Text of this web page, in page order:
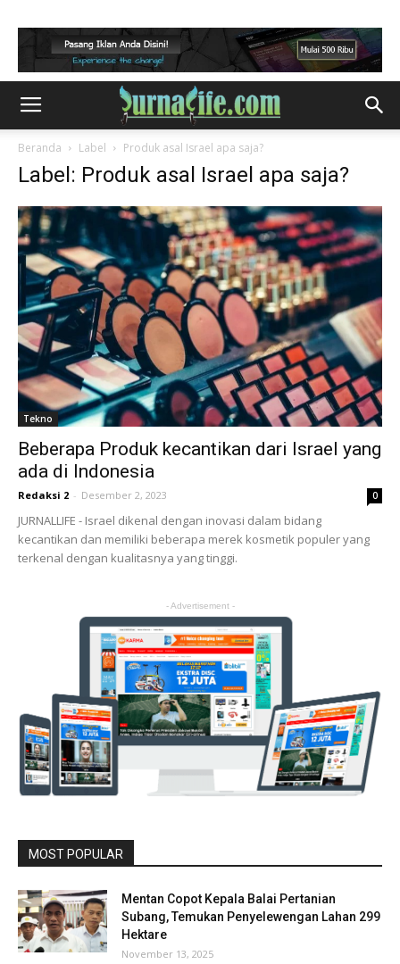
Beranda Label Produk asal Israel apa saja?
Label: Produk asal Israel apa saja?
Tekno
Beberapa Produk kecantikan dari Israel yang
ada di Indonesia
Redaksi 2 - Desember 2, 2023 0
JURNALLIFE - Israel dikenal dengan inovasi dalam bidang
kecantikan dan memiliki beberapa merek kosmetik populer yang
terkenal dengan kualitasnya yang tinggi.
- Advertisement -
MOST POPULAR
Mentan Copot Kepala Balai Pertanian
Subang, Temukan Penyelewengan Lahan 299
Hektare
November 13, 2025